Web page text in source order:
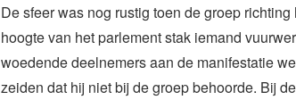
De sfeer was nog rustig toen de groep
hoogte van het parlement stak iemand
woedende deelnemers aan de manifestatie
zeiden dat hij niet bij de groep behoorde. Bij